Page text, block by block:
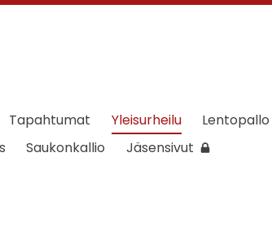
Tapahtumat Yleisurheilu
Lentopallo
Saukonkallio Jäsensivut